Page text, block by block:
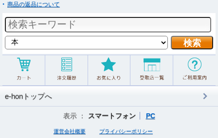
商品の返品について
e-honトップへ
表示 ： スマートフォン PC
運営会社概要 プライバシーポリシー